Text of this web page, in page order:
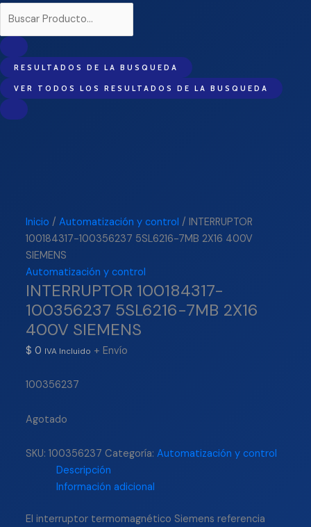
RESULTADOS DE LA BUSQUEDA
VER TODOS LOS RESULTADOS DE LA BUSQUEDA
Inicio /Automatización y control / INTERRUPTOR
100184317-100356237 5SL6216-7MB 2X16 400V
SIEMENS
Automatización y control
INTERRUPTOR 100184317-
100356237 5SL6216-7MB 2X16
400V SIEMENS
$ 0 IVA Incluido + Envío
100356237
Agotado
SKU:100356237 Categoría:Automatización y control
Descripción
Información adicional
El interruptor termomagnético Siemens referencia